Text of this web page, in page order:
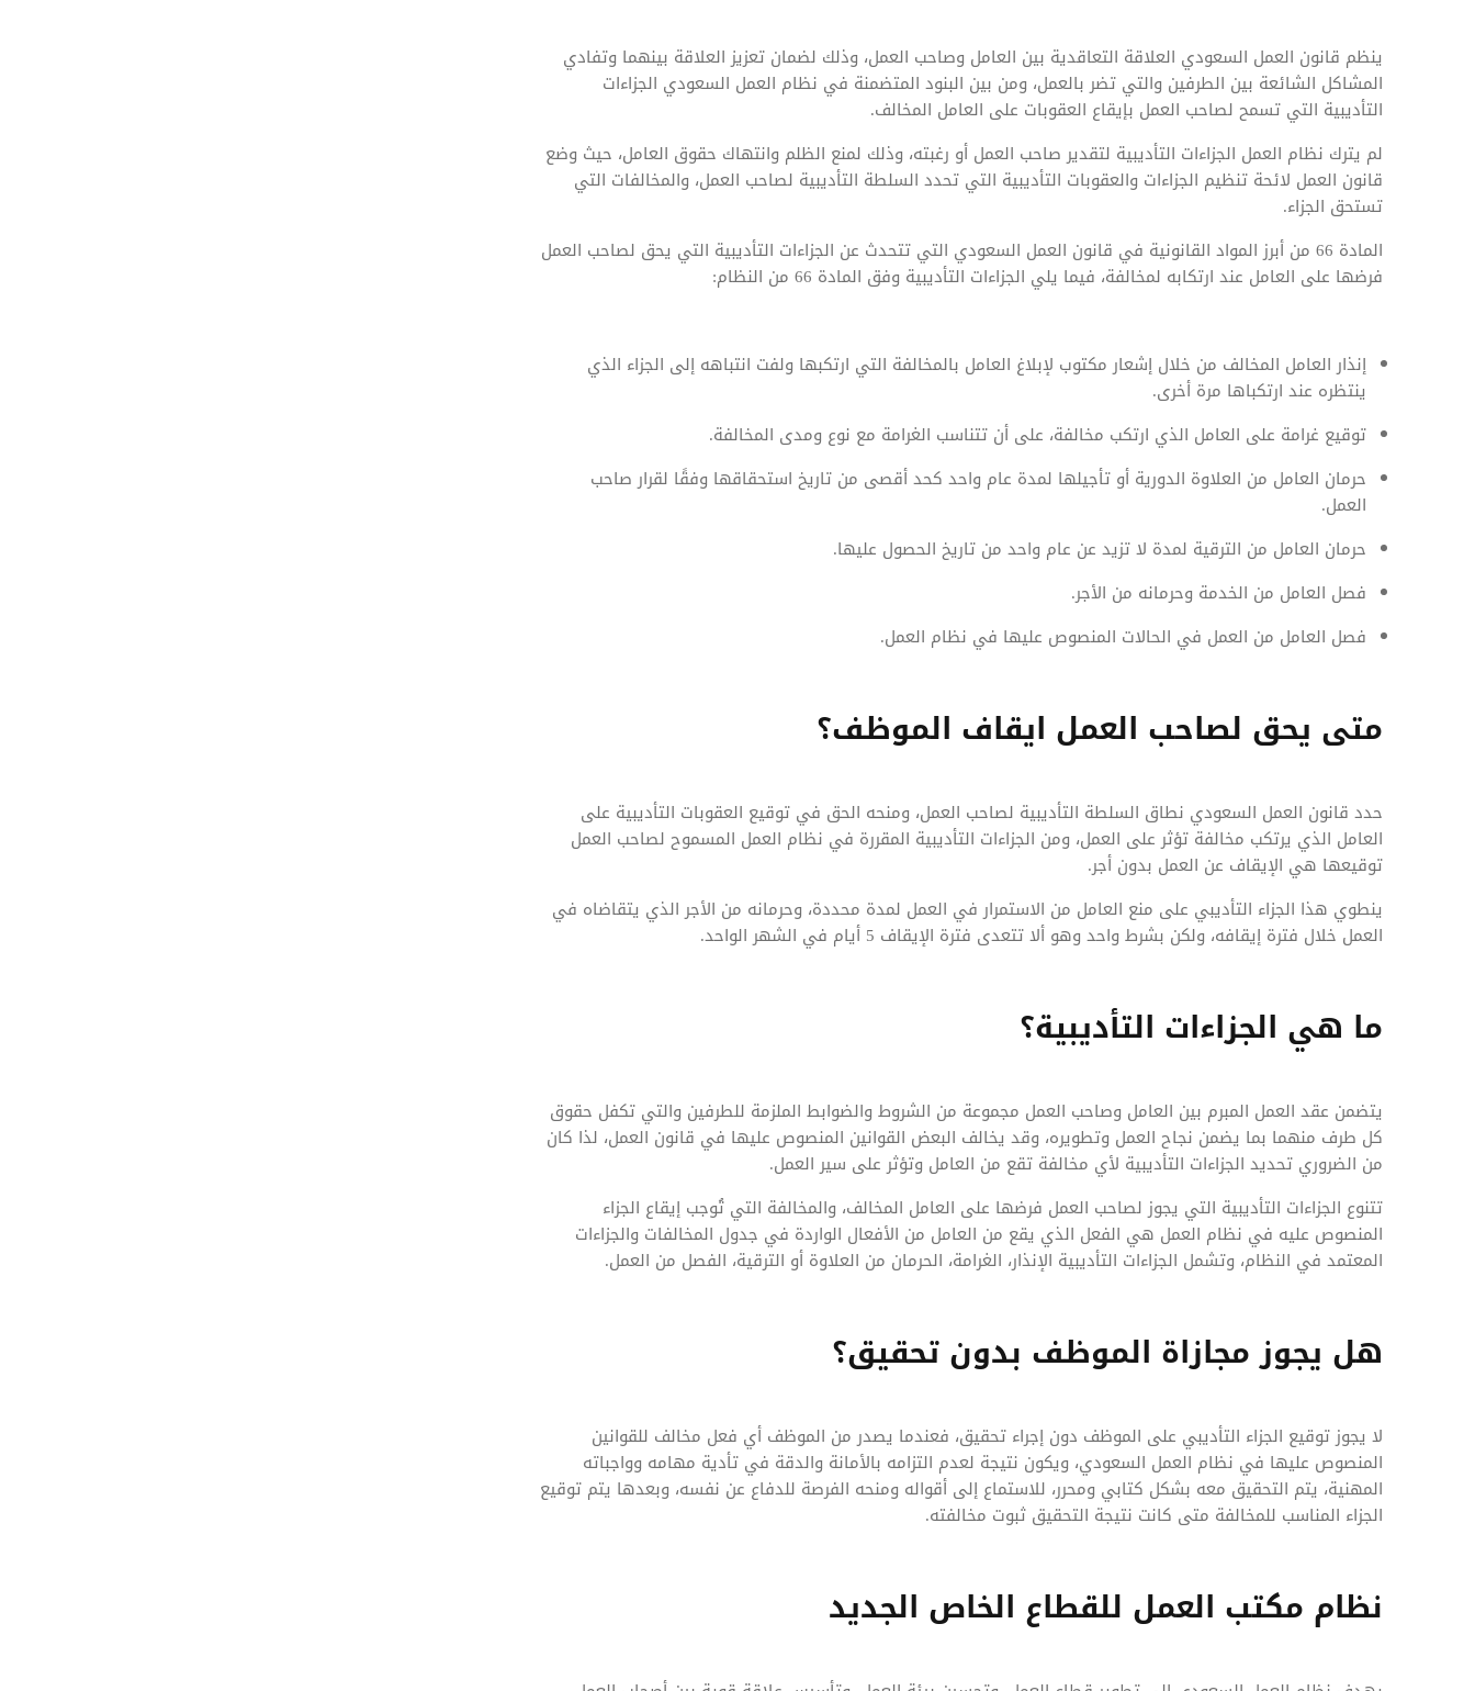
ينظم قانون العمل السعودي العلاقة التعاقدية بين العامل وصاحب العمل، وذلك لضمان تعزيز العلاقة بينهما وتفادي
المشاكل الشائعة بين الطرفين والتي تضر بالعمل، ومن بين البنود المتضمنة في نظام العمل السعودي الجزاءات
التأديبية التي تسمح لصاحب العمل بإيقاع العقوبات على العامل المخالف.
لم يترك نظام العمل الجزاءات التأديبية لتقدير صاحب العمل أو رغبته، وذلك لمنع الظلم وانتهاك حقوق العامل، حيث وضع
قانون العمل لائحة تنظيم الجزاءات والعقوبات التأديبية التي تحدد السلطة التأديبية لصاحب العمل، والمخالفات التي
تستحق الجزاء.
المادة 66 من أبرز المواد القانونية في قانون العمل السعودي التي تتحدث عن الجزاءات التأديبية التي يحق لصاحب العمل
فرضها على العامل عند ارتكابه لمخالفة، فيما يلي الجزاءات التأديبية وفق المادة 66 من النظام:
إنذار العامل المخالف من خلال إشعار مكتوب لإبلاغ العامل بالمخالفة التي ارتكبها ولفت انتباهه إلى الجزاء الذي
ينتظره عند ارتكباها مرة أخرى.
توقيع غرامة على العامل الذي ارتكب مخالفة، على أن تتناسب الغرامة مع نوع ومدى المخالفة.
حرمان العامل من العلاوة الدورية أو تأجيلها لمدة عام واحد كحد أقصى من تاريخ استحقاقها وفقًا لقرار صاحب
العمل.
حرمان العامل من الترقية لمدة لا تزيد عن عام واحد من تاريخ الحصول عليها.
فصل العامل من الخدمة وحرمانه من الأجر.
فصل العامل من العمل في الحالات المنصوص عليها في نظام العمل.
متى يحق لصاحب العمل ايقاف الموظف؟
حدد قانون العمل السعودي نطاق السلطة التأديبية لصاحب العمل، ومنحه الحق في توقيع العقوبات التأديبية على
العامل الذي يرتكب مخالفة تؤثر على العمل، ومن الجزاءات التأديبية المقررة في نظام العمل المسموح لصاحب العمل
توقيعها هي الإيقاف عن العمل بدون أجر.
ينطوي هذا الجزاء التأديبي على منع العامل من الاستمرار في العمل لمدة محددة، وحرمانه من الأجر الذي يتقاضاه في
العمل خلال فترة إيقافه، ولكن بشرط واحد وهو ألا تتعدى فترة الإيقاف 5 أيام في الشهر الواحد.
ما هي الجزاءات التأديبية؟
يتضمن عقد العمل المبرم بين العامل وصاحب العمل مجموعة من الشروط والضوابط الملزمة للطرفين والتي تكفل حقوق
كل طرف منهما بما يضمن نجاح العمل وتطويره، وقد يخالف البعض القوانين المنصوص عليها في قانون العمل، لذا كان
من الضروري تحديد الجزاءات التأديبية لأي مخالفة تقع من العامل وتؤثر على سير العمل.
تتنوع الجزاءات التأديبية التي يجوز لصاحب العمل فرضها على العامل المخالف، والمخالفة التي تُوجب إيقاع الجزاء
المنصوص عليه في نظام العمل هي الفعل الذي يقع من العامل من الأفعال الواردة في جدول المخالفات والجزاءات
المعتمد في النظام، وتشمل الجزاءات التأديبية الإنذار، الغرامة، الحرمان من العلاوة أو الترقية، الفصل من العمل.
هل يجوز مجازاة الموظف بدون تحقيق؟
لا يجوز توقيع الجزاء التأديبي على الموظف دون إجراء تحقيق، فعندما يصدر من الموظف أي فعل مخالف للقوانين
المنصوص عليها في نظام العمل السعودي، ويكون نتيجة لعدم التزامه بالأمانة والدقة في تأدية مهامه وواجباته
المهنية، يتم التحقيق معه بشكل كتابي ومحرر، للاستماع إلى أقواله ومنحه الفرصة للدفاع عن نفسه، وبعدها يتم توقيع
الجزاء المناسب للمخالفة متى كانت نتيجة التحقيق ثبوت مخالفته.
نظام مكتب العمل للقطاع الخاص الجديد